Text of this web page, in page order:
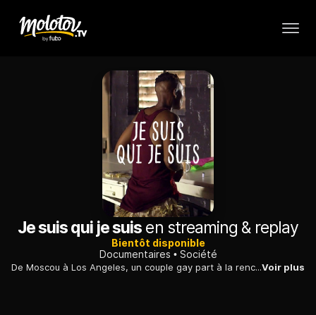
Je suis qui je suis en streaming & replay
Bientôt disponible
Documentaires
Société
De Moscou à Los Angeles, un couple gay part à la rencontre d'artistes assumant leur homosexualité, qui sont parfois persécutés pour leur engagement.Voir plus